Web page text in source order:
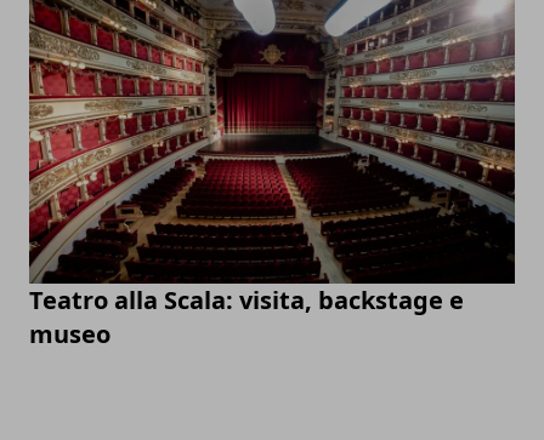
Teatro alla Scala: visita, backstage e
museo